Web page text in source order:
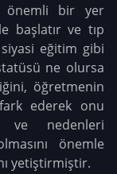
önemli bir yer
başlatır ve tıp
eğitim gibi
ne olursa
öğretmenin
ederek onu
ve nedenleri
önemle
yetiştirmiştir.